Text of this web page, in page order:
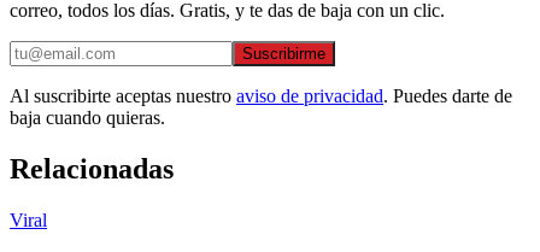
correo, todos los días. Gratis, y te das de baja con un clic.
Suscribirme
Al suscribirte aceptas nuestro aviso de privacidad. Puedes darte de
baja cuando quieras.
Relacionadas
Viral